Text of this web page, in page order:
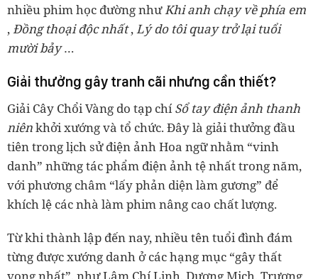
nhiều phim học đường như Khi anh chạy về phía em
, Đồng thoại độc nhất, Lý do tôi quay trở lại tuổi
mười bảy…
Giải thưởng gây tranh cãi nhưng cần thiết?
Giải Cây Chổi Vàng do tạp chíSổ tay điện ảnh thanh
niênkhởi xướng và tổ chức. Đây là giải thưởng đầu
tiên trong lịch sử điện ảnh Hoa ngữ nhằm “vinh
danh” những tác phẩm điện ảnh tệ nhất trong năm,
với phương châm “lấy phản diện làm gương” để
khích lệ các nhà làm phim nâng cao chất lượng.
Từ khi thành lập đến nay, nhiều tên tuổi đình đám
từng được xướng danh ở các hạng mục “gây thất
vọng nhất”, như Lâm Chí Linh, Dương Mịch, Trương